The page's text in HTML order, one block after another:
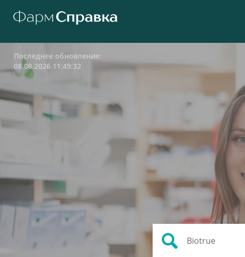
Последнее обновление:
08.08.2026 11:49:32